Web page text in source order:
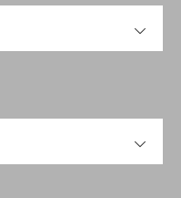
To open a business
Workshop